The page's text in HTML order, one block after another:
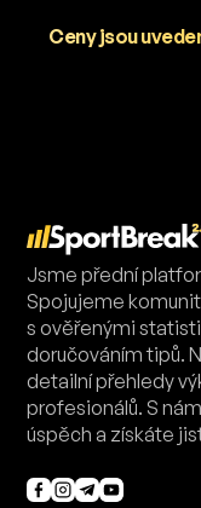
Ceny jsou
Jsme přední
Spojujeme
s ověřenými
doručováním tipů.
detailní přehledy
profesionálů. S
úspěch a získáte